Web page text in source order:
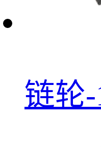
链轮-